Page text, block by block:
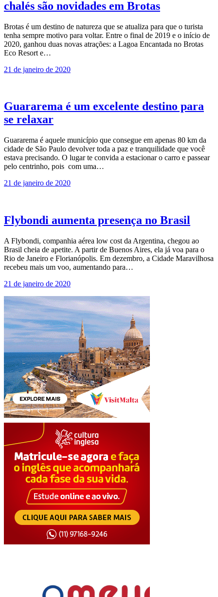
chalés são novidades em Brotas
Brotas é um destino de natureza que se atualiza para que o turista
tenha sempre motivo para voltar. Entre o final de 2019 e o início de
2020, ganhou duas novas atrações: a Lagoa Encantada no Brotas
Eco Resort e…
21 de janeiro de 2020
Guararema é um excelente destino para
se relaxar
Guararema é aquele município que consegue em apenas 80 km da
cidade de São Paulo devolver toda a paz e tranquilidade que você
estava precisando. O lugar te convida a estacionar o carro e passear
pelo centrinho, pois com uma…
21 de janeiro de 2020
Flybondi aumenta presença no Brasil
A Flybondi, companhia aérea low cost da Argentina, chegou ao
Brasil cheia de apetite. A partir de Buenos Aires, ela já voa para o
Rio de Janeiro e Florianópolis. Em dezembro, a Cidade Maravilhosa
recebeu mais um voo, aumentando para…
21 de janeiro de 2020